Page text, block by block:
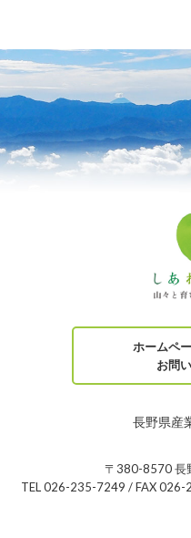
ホームペ
お問
長野県産
〒380-8570 長
TEL 026-235-7249 / FAX 026-